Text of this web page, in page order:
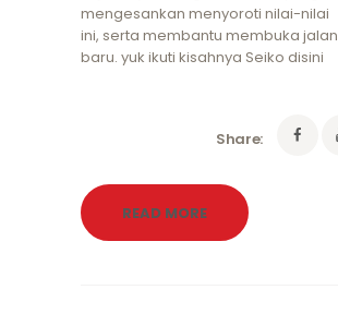
mengesankan menyoroti nilai-nilai
ini, serta membantu membuka jalan
baru. yuk ikuti kisahnya Seiko disini
Share:
READ MORE